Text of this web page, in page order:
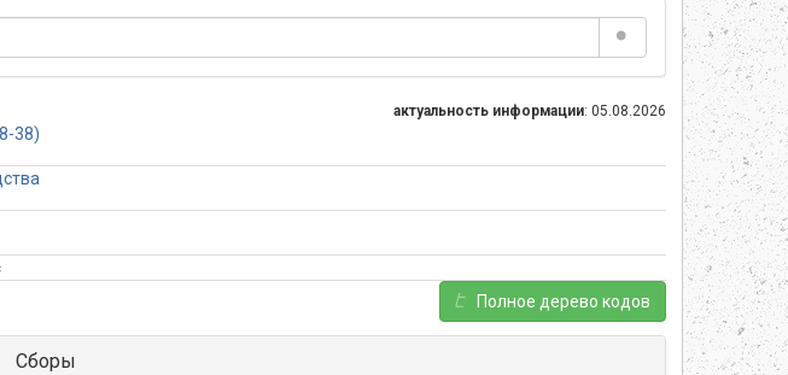
актуальность информации: 05.08.2026
38)
Полное дерево кодов
Сборы